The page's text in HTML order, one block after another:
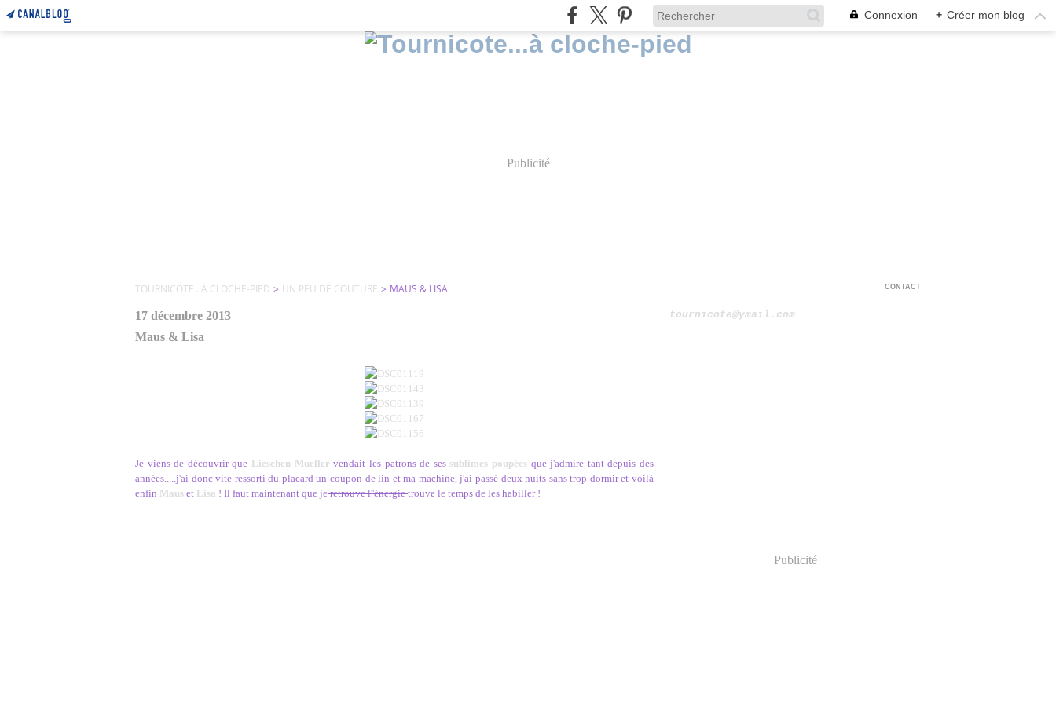
Connexion + Créer mon blog
Publicité
TOURNICOTE...À CLOCHE-PIED > UN PEU DE COUTURE > MAUS & LISA
17 décembre 2013
Maus & Lisa
Je viens de découvrir que Lieschen Mueller vendait les patrons de ses sublimes poupées que j'admire tant depuis des
années.....j'ai donc vite ressorti du placard un coupon de lin et ma machine, j'ai passé deux nuits sans trop dormir et voilà
enfin Maus et Lisa ! Il faut maintenant que jeretrouve l''énergietrouve le temps de les habiller !
CONTACT
tournicote@ymail.com
Publicité